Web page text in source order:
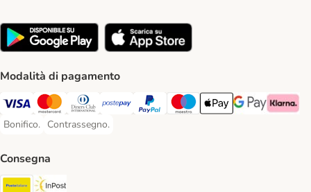
Modalità di pagamento
Visa. Payment Method
Mastercard. Payment Method
Diners Club. Payment Method
Postepay. Payment Method
PayPal. Payment Method
Maestro. Payment Method
Apple pay. Payment
Google Pay
Klarna
Bonifico.
Bonifico. Payment Method
Contrassegno.
Contrassegno. Payment Method
Consegna
Poste Italiane. Shipping Method